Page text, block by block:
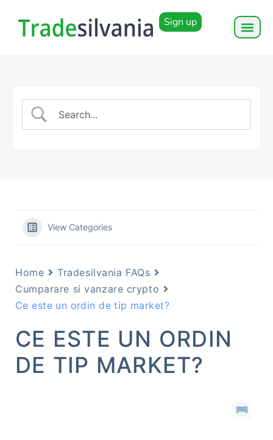
Sign up
View Categories
Home
Tradesilvania FAQs
Cumparare si vanzare crypto
Ce este un ordin de tip market?
CE ESTE UN ORDIN
DE TIP MARKET?